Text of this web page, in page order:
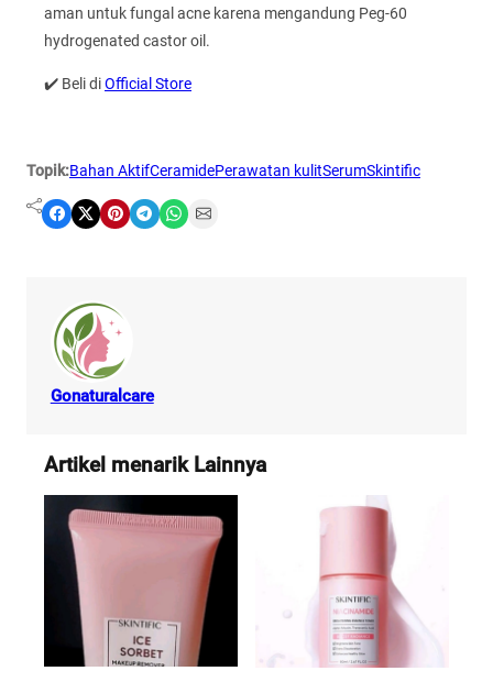
aman untuk fungal acne karena mengandung Peg-60
hydrogenated castor oil.
✔️ Beli diOfficial Store
Topik:Bahan AktifCeramidePerawatan kulitSerumSkintific
Share on Facebook Share on X Share on Pinterest Share on Telegram Share on WhatsApp Share on Email
Gonaturalcare
Artikel menarik Lainnya